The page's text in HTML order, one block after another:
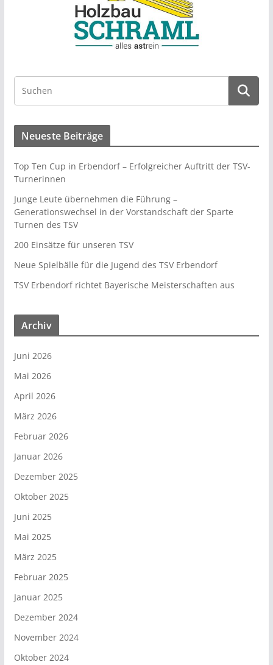
Neueste Beiträge
Top Ten Cup in Erbendorf – Erfolgreicher Auftritt der TSV-
Turnerinnen
Junge Leute übernehmen die Führung –
Generationswechsel in der Vorstandschaft der Sparte
Turnen des TSV
200 Einsätze für unseren TSV
Neue Spielbälle für die Jugend des TSV Erbendorf
TSV Erbendorf richtet Bayerische Meisterschaften aus
Archiv
Juni 2026
Mai 2026
April 2026
März 2026
Februar 2026
Januar 2026
Dezember 2025
Oktober 2025
Juni 2025
Mai 2025
März 2025
Februar 2025
Januar 2025
Dezember 2024
November 2024
Oktober 2024